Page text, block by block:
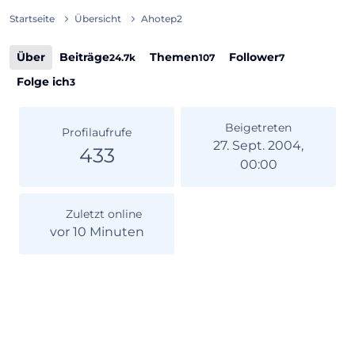
Startseite Übersicht Ahotep2
Über Beiträge24.7k Themen107 Follower7
Folge ich3
Profilaufrufe
433
Beigetreten
27. Sept. 2004,
00:00
Zuletzt online
vor 10 Minuten